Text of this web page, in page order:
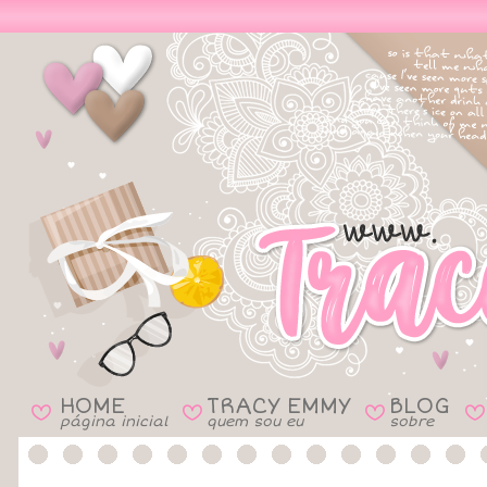
B HOME
página inicial B TRACY EMMY
quem sou eu B BLOG
sobre B